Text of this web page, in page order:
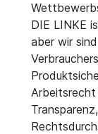
DIE LINKE
aber wir